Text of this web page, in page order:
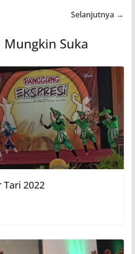
Selanjutnya →
Mungkin Suka
Tari 2022